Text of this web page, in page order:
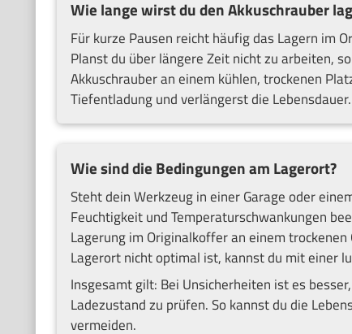
Wie lange wirst du den Akkuschrauber
Für kurze Pausen reicht häufig das Lagern im
Planst du über längere Zeit nicht zu arbeiten,
Akkuschrauber an einem kühlen, trockenen
Tiefentladung und verlängerst die Lebensdauer.
Wie sind die Bedingungen am Lagerort?
Steht dein Werkzeug in einer Garage oder
Feuchtigkeit und Temperaturschwankungen
Lagerung im Originalkoffer an einem
Lagerort nicht optimal ist, kannst du mit einer
Insgesamt gilt: Bei Unsicherheiten ist es
Ladezustand zu prüfen. So kannst du die
vermeiden.